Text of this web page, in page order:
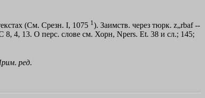
(См. Срезн. I, 1075 1). Заимств. через тюрк. z„rbaf --
4, 13. О перс. слове см. Хорн, Npers. Еt. 38 и сл.; 145;
. ред.